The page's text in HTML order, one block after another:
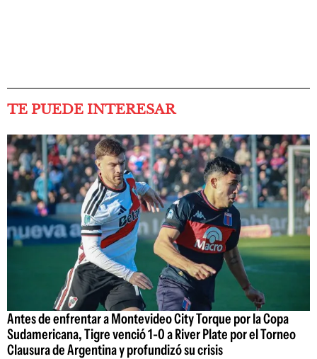
TE PUEDE INTERESAR
Antes de enfrentar a Montevideo City Torque por la Copa
Sudamericana, Tigre venció 1-0 a River Plate por el Torneo
Clausura de Argentina y profundizó su crisis